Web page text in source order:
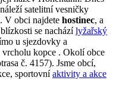
satelitní vesničky
V obci najdete hostinec, a
se nacházílyžařský
u sjezdovky a
vrcholu kopce . Okolí obce
č. 4157). Jsme obcí,
sportovníaktivity a akce